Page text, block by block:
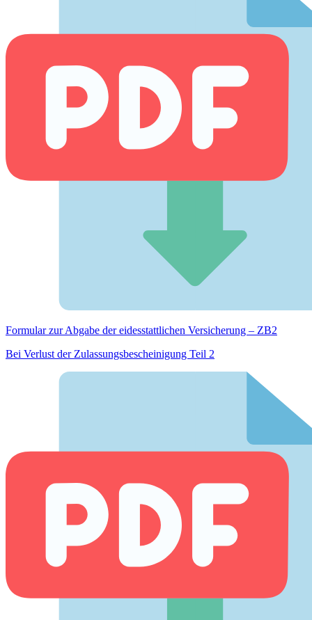
Formular zur Abgabe der eides­stattlichen Versicherung – ZB2
Bei Verlust der Zulassungsbescheinigung Teil 2